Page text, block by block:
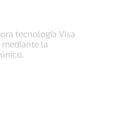
tecnología Visa
mediante la